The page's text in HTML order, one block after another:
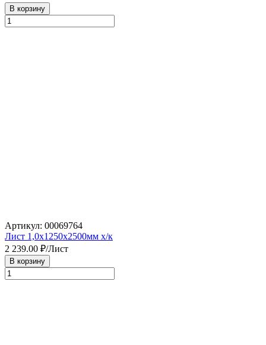
В корзину
Артикул: 00069764
Лист 1,0х1250х2500мм х/к
2 239.00 ₽/Лист
В корзину